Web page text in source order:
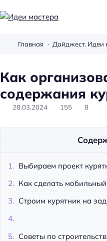
м
с
Главная Дайджест. Идеи
Как
содержания
28.03.2024 155 8
Выбираем проект
Как сделать
Строим курятник на
Советы по